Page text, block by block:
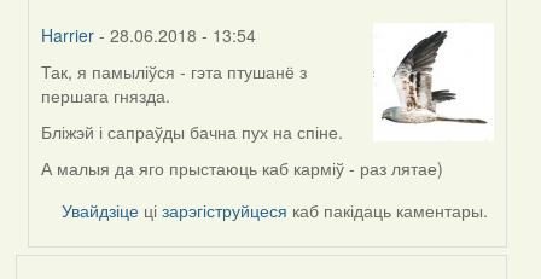
Harrier - 28.06.2018 - 13:54
In
reply
to
Жанна
(госць)
Так, я памыліўся - гэта птушанё з
першага гнязда.
Бліжэй і сапраўды бачна пух на спіне.
А малыя да яго прыстаюць каб карміў - раз лятае)
Увайдзіце цізарэгіструйцеся каб пакідаць каментары.